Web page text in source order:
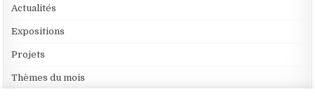
Actualités
Expositions
Projets
Thèmes du mois